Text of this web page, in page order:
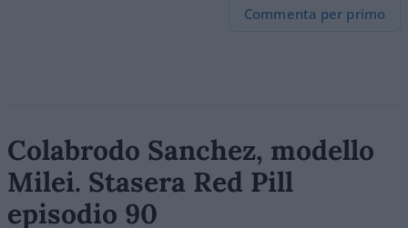
Commenta per primo
Colabrodo Sanchez, modello
Milei. Stasera Red Pill
episodio 90